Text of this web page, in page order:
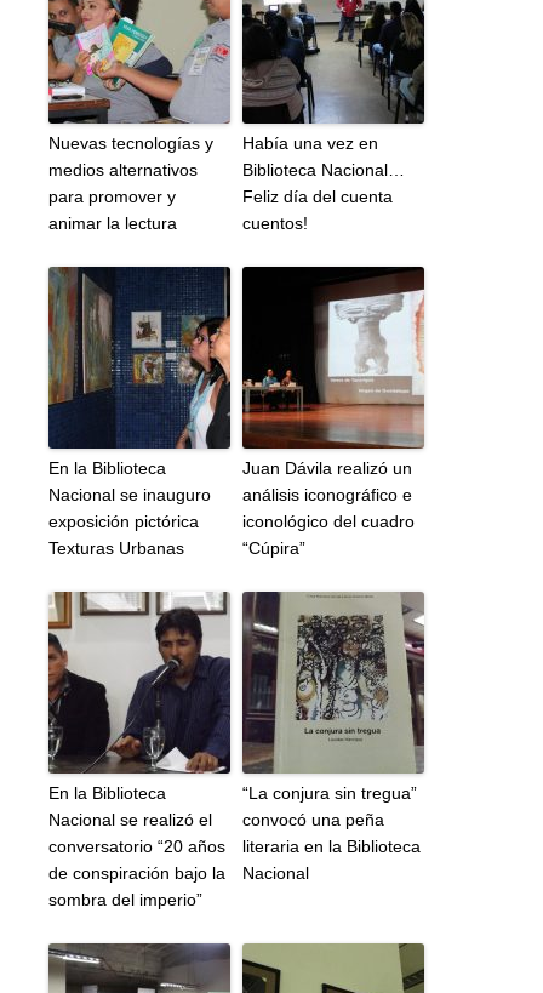
Nuevas tecnologías y
medios alternativos
para promover y
animar la lectura
Había una vez en
Biblioteca Nacional…
Feliz día del cuenta
cuentos!
En la Biblioteca
Nacional se inauguro
exposición pictórica
Texturas Urbanas
Juan Dávila realizó un
análisis iconográfico e
iconológico del cuadro
“Cúpira”
En la Biblioteca
Nacional se realizó el
conversatorio “20 años
de conspiración bajo la
sombra del imperio”
“La conjura sin tregua”
convocó una peña
literaria en la Biblioteca
Nacional